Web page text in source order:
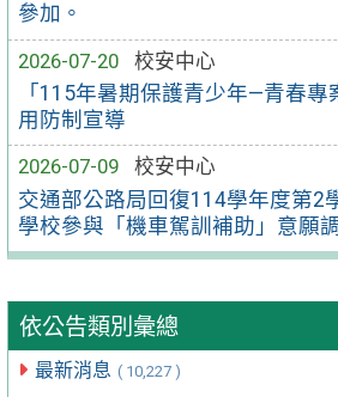
參加。
2026-07-20
校安中心
「115年暑期保護青少年—青春
用防制宣導
2026-07-09
校安中心
交通部公路局回復114學年度第2
學校參與「機車駕訓補助」意願
依公告類別彙總
最新消息 ( 10,227 )